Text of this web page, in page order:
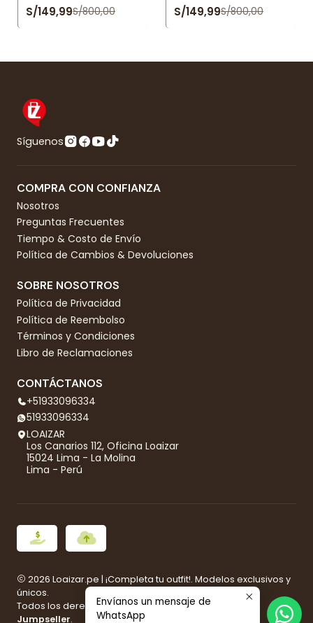
S/149,99S/800,00 S/149,99S/800,00
Síguenos
COMPRA CON CONFIANZA
Nosotros
Preguntas Frecuentes
Tiempo & Costo de Envío
Política de Cambios & Devoluciones
SOBRE NOSOTROS
Política de Privacidad
Política de Reembolso
Términos y Condiciones
Libro de Reclamaciones
CONTÁCTANOS
+51933096334
51933096334
LOAIZAR
Los Canarios 112, Oficina Loaizar
15024 Lima - La Molina
Lima - Perú
2026 Loaizar.pe | ¡Completa tu outfit!. Modelos exclusivos y
únicos.
Todos los derechos reservados.Desarrollado por
Jumpseller.
Envíanos un mensaje de
WhatsApp